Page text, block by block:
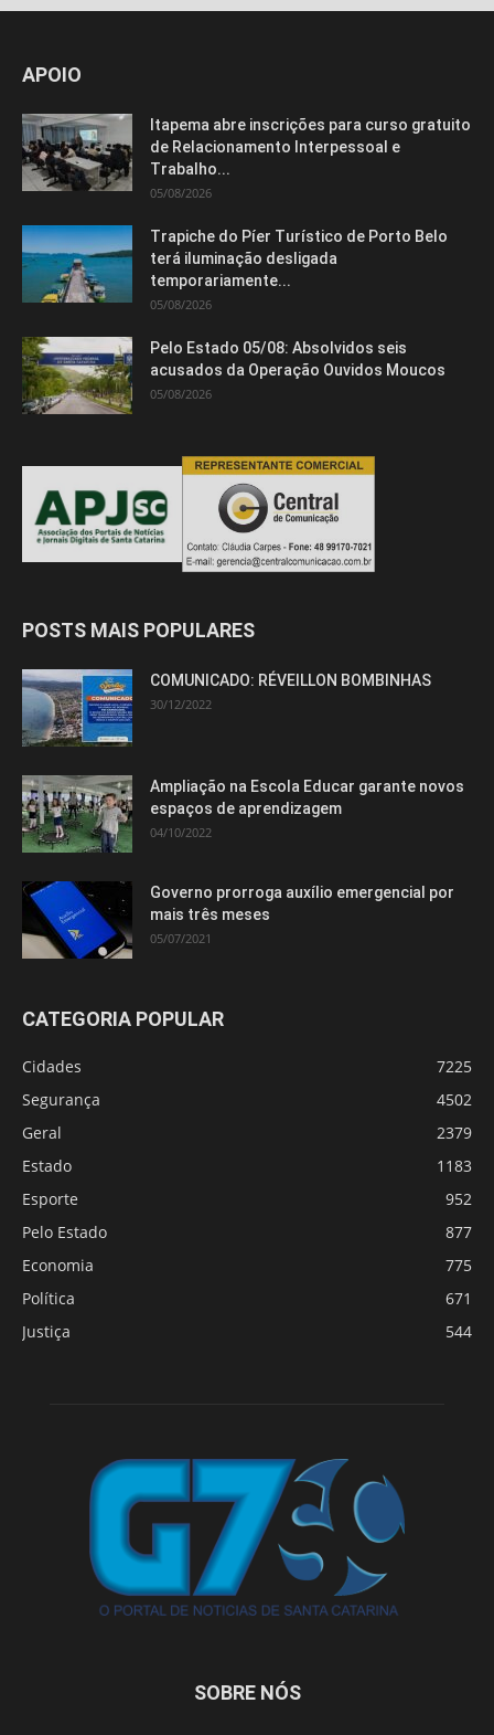
APOIO
Itapema abre inscrições para curso gratuito
de Relacionamento Interpessoal e
Trabalho...
05/08/2026
Trapiche do Píer Turístico de Porto Belo
terá iluminação desligada
temporariamente...
05/08/2026
Pelo Estado 05/08: Absolvidos seis
acusados da Operação Ouvidos Moucos
05/08/2026
POSTS MAIS POPULARES
COMUNICADO: RÉVEILLON BOMBINHAS
30/12/2022
Ampliação na Escola Educar garante novos
espaços de aprendizagem
04/10/2022
Governo prorroga auxílio emergencial por
mais três meses
05/07/2021
CATEGORIA POPULAR
Cidades
7225
Segurança
4502
Geral
2379
Estado
1183
Esporte
952
Pelo Estado
877
Economia
775
Política
671
Justiça
544
SOBRE NÓS